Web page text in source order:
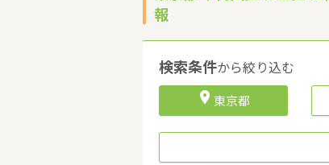
報
検索条件から絞り込む
 東京都